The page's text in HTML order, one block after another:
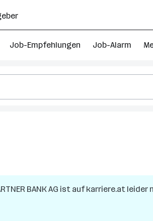
Job-Empfehlungen Job-Alarm
BANK AG ist auf karriere.at leider